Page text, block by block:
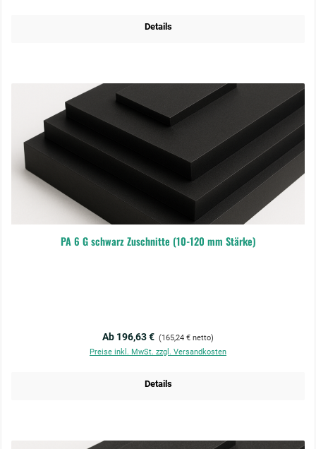
Details
PA 6 G schwarz Zuschnitte (10-120 mm Stärke)
Regulärer Preis:
Ab 196,63 € (165,24 € netto)
Preise inkl. MwSt. zzgl. Versandkosten
Details